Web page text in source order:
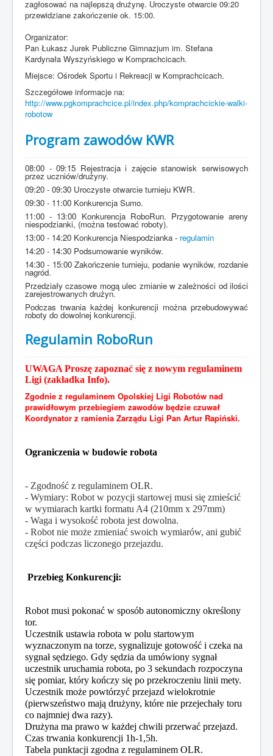
zagłosować na najlepszą drużynę. Uroczyste otwarcie 09:20
przewidziane zakończenie ok. 15:00.
Organizator:
Pan Łukasz Jurek Publiczne Gimnazjum im. Stefana
Kardynała Wyszyńskiego w Komprachcicach.
Miejsce: Ośrodek Sportu i Rekreacji w Komprachcicach.
Szczegółowe informacje na:
http://www.pgkomprachcice.pl/index.php/komprachcickie-walki-
robotow
Program zawodów KWR
08:00 - 09:15 Rejestracja i zajęcie stanowisk serwisowych
przez uczniów/drużyny.
09:20 - 09:30 Uroczyste otwarcie turnieju KWR.
09:30 - 11:00 Konkurencja Sumo.
11:00 - 13:00 Konkurencja RoboRun. Przygotowanie areny
niespodzianki, (można testować roboty).
13:00 - 14:20 Konkurencja Niespodzianka - regulamin
14:20 - 14:30 Podsumowanie wyników.
14:30 - 15:00 Zakończenie turnieju, podanie wyników, rozdanie
nagród.
Przedziały czasowe mogą ulec zmianie w zależności od ilości
zarejestrowanych drużyn.
Podczas trwania każdej konkurencji można przebudowywać
roboty do dowolnej konkurencji.
Regulamin RoboRun
UWAGA Proszę zapoznać się z nowym regulaminem
Ligi (zakładka Info).
Zgodnie z regulaminem Opolskiej Ligi Robotów nad
prawidłowym przebiegiem zawodów będzie czuwał
Koordynator z ramienia Zarządu Ligi Pan Artur Rapiński.
Ograniczenia w budowie robota
- Zgodność z regulaminem OLR.
- Wymiary: Robot w pozycji startowej musi się zmieścić
w wymiarach kartki formatu A4 (210mm x 297mm)
- Waga i wysokość robota jest dowolna.
- Robot nie może zmieniać swoich wymiarów, ani gubić
części podczas liczonego przejazdu.
Przebieg Konkurencji:
Robot musi pokonać w sposób autonomiczny określony
tor.
Uczestnik ustawia robota w polu startowym
wyznaczonym na torze, sygnalizuje gotowość i czeka na
sygnał sędziego. Gdy sędzia da umówiony sygnał
uczestnik uruchamia robota, po 3 sekundach rozpoczyna
się pomiar, który kończy się po przekroczeniu linii mety.
Uczestnik może powtórzyć przejazd wielokrotnie
(pierwszeństwo mają drużyny, które nie przejechały toru
co najmniej dwa razy).
Drużyna ma prawo w każdej chwili przerwać przejazd.
Czas trwania konkurencji 1h-1,5h.
Tabela punktacji zgodna z regulaminem OLR.